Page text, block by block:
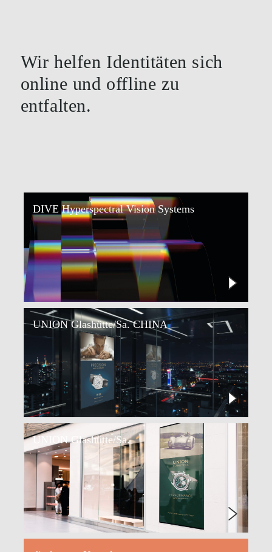
Wir helfen Identitäten sich
online und offline zu
entfalten.
DIVE Hyperspectral Vision Systems
UNION Glashütte/Sa. CHINA
UNION Glashütte/Sa.